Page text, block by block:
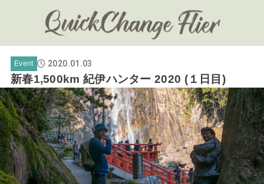
Event 2020.01.03
新春1,500km 紀伊ハンター 2020 (１日目)